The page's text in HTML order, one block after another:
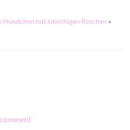
Hündchen mit kitischigen Röschen »